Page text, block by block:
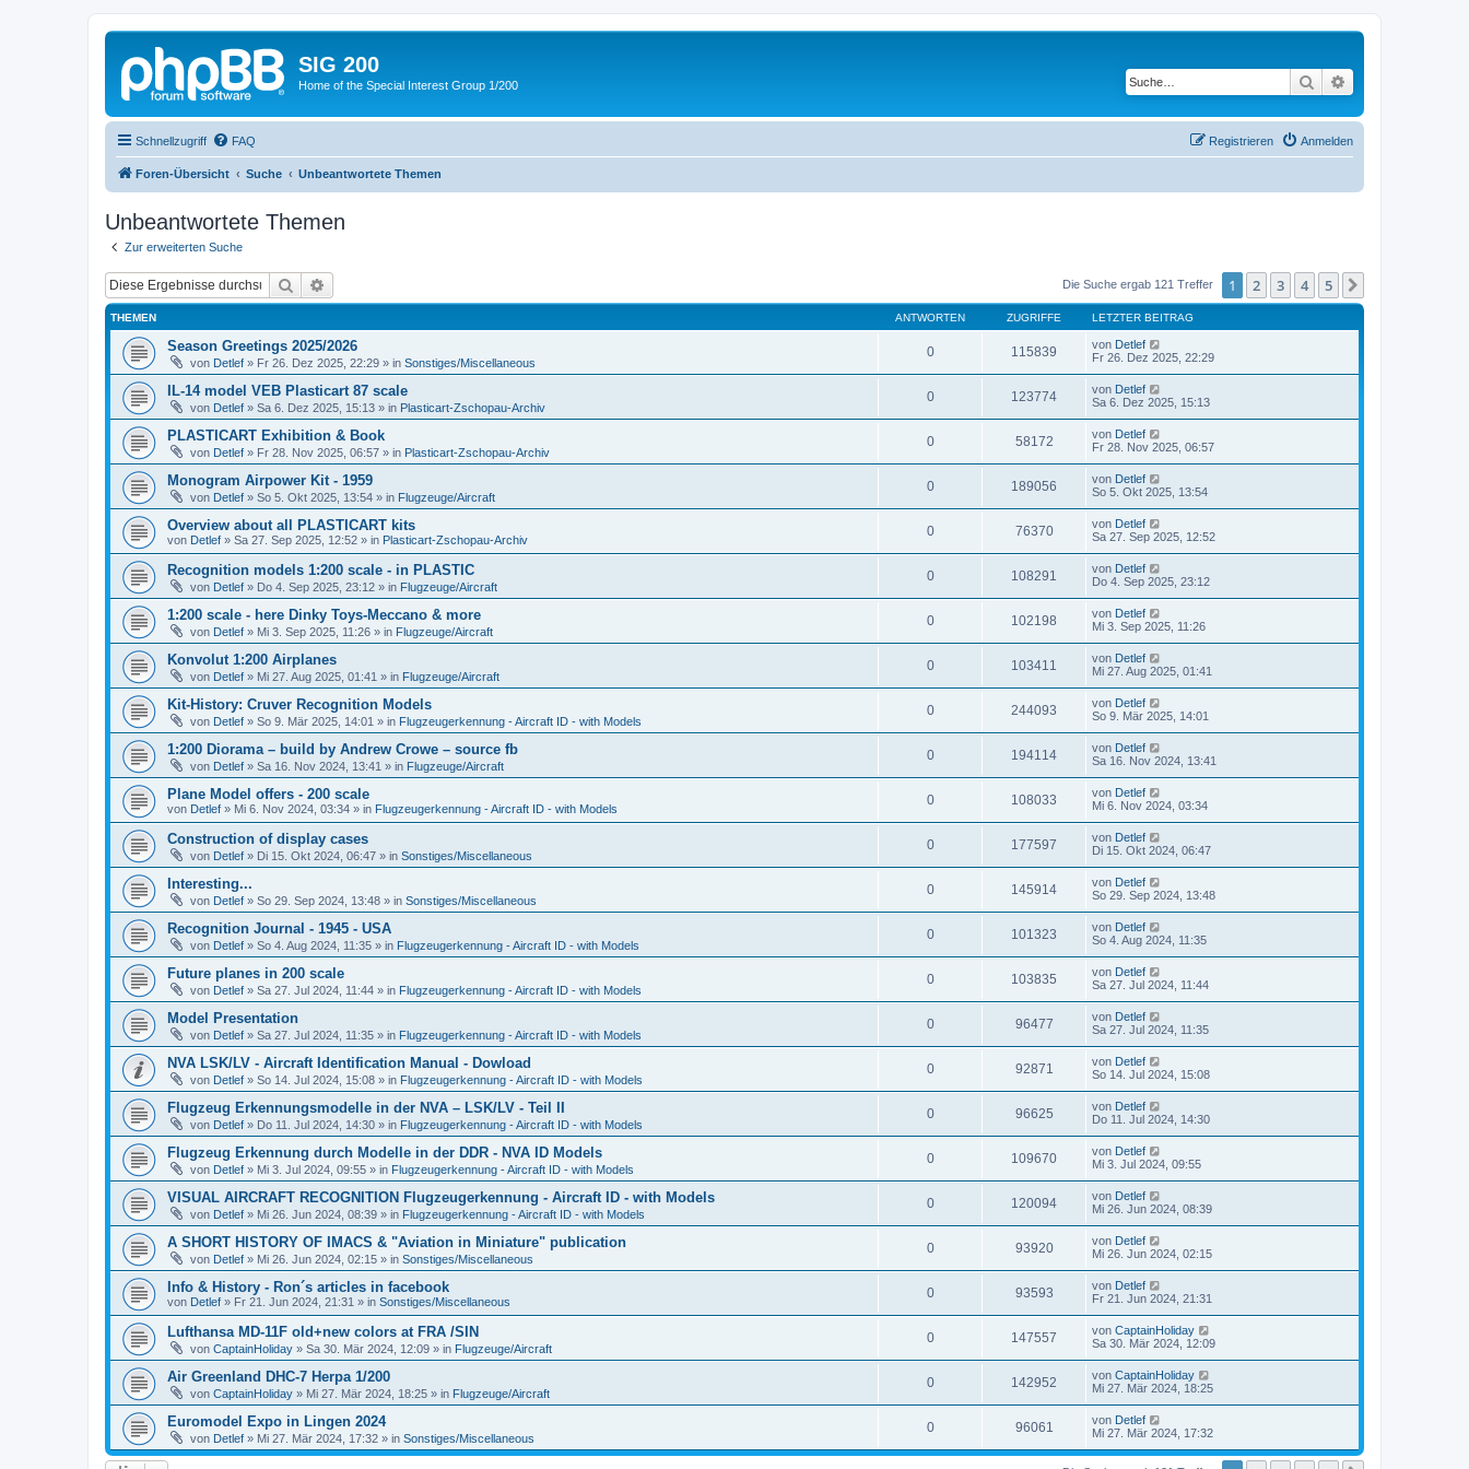
SIG 200
Home of the Special Interest Group 1/200 Suche
Schnellzugriff FAQ Anmelden
Registrieren
Foren-Übersicht Suche Unbeantwortete Themen
Unbeantwortete Themen
Zur erweiterten Suche
Suche Die Suche ergab 121 Treffer 1 2 3 4 5
THEMEN ANTWORTEN ZUGRIFFE LETZTER BEITRAG
Season Greetings 2025/2026
von Detlef » Fr 26. Dez 2025, 22:29 » in Sonstiges/Miscellaneous
0 115839 von Detlef
Fr 26. Dez 2025, 22:29
IL-14 model VEB Plasticart 87 scale
von Detlef » Sa 6. Dez 2025, 15:13 » in Plasticart-Zschopau-Archiv
0 123774 von Detlef
Sa 6. Dez 2025, 15:13
PLASTICART Exhibition & Book
von Detlef » Fr 28. Nov 2025, 06:57 » in Plasticart-Zschopau-Archiv
0 58172 von Detlef
Fr 28. Nov 2025, 06:57
Monogram Airpower Kit - 1959
von Detlef » So 5. Okt 2025, 13:54 » in Flugzeuge/Aircraft
0 189056 von Detlef
So 5. Okt 2025, 13:54
Overview about all PLASTICART kits
von Detlef » Sa 27. Sep 2025, 12:52 » in Plasticart-Zschopau-Archiv
0 76370 von Detlef
Sa 27. Sep 2025, 12:52
Recognition models 1:200 scale - in PLASTIC
von Detlef » Do 4. Sep 2025, 23:12 » in Flugzeuge/Aircraft
0 108291 von Detlef
Do 4. Sep 2025, 23:12
1:200 scale - here Dinky Toys-Meccano & more
von Detlef » Mi 3. Sep 2025, 11:26 » in Flugzeuge/Aircraft
0 102198 von Detlef
Mi 3. Sep 2025, 11:26
Konvolut 1:200 Airplanes
von Detlef » Mi 27. Aug 2025, 01:41 » in Flugzeuge/Aircraft
0 103411 von Detlef
Mi 27. Aug 2025, 01:41
Kit-History: Cruver Recognition Models
von Detlef » So 9. Mär 2025, 14:01 » in Flugzeugerkennung - Aircraft ID - with Models
0 244093 von Detlef
So 9. Mär 2025, 14:01
1:200 Diorama – build by Andrew Crowe – source fb
von Detlef » Sa 16. Nov 2024, 13:41 » in Flugzeuge/Aircraft
0 194114 von Detlef
Sa 16. Nov 2024, 13:41
Plane Model offers - 200 scale
von Detlef » Mi 6. Nov 2024, 03:34 » in Flugzeugerkennung - Aircraft ID - with Models
0 108033 von Detlef
Mi 6. Nov 2024, 03:34
Construction of display cases
von Detlef » Di 15. Okt 2024, 06:47 » in Sonstiges/Miscellaneous
0 177597 von Detlef
Di 15. Okt 2024, 06:47
Interesting...
von Detlef » So 29. Sep 2024, 13:48 » in Sonstiges/Miscellaneous
0 145914 von Detlef
So 29. Sep 2024, 13:48
Recognition Journal - 1945 - USA
von Detlef » So 4. Aug 2024, 11:35 » in Flugzeugerkennung - Aircraft ID - with Models
0 101323 von Detlef
So 4. Aug 2024, 11:35
Future planes in 200 scale
von Detlef » Sa 27. Jul 2024, 11:44 » in Flugzeugerkennung - Aircraft ID - with Models
0 103835 von Detlef
Sa 27. Jul 2024, 11:44
Model Presentation
von Detlef » Sa 27. Jul 2024, 11:35 » in Flugzeugerkennung - Aircraft ID - with Models
0 96477 von Detlef
Sa 27. Jul 2024, 11:35
NVA LSK/LV - Aircraft Identification Manual - Dowload
von Detlef » So 14. Jul 2024, 15:08 » in Flugzeugerkennung - Aircraft ID - with Models
0 92871 von Detlef
So 14. Jul 2024, 15:08
Flugzeug Erkennungsmodelle in der NVA – LSK/LV - Teil II
von Detlef » Do 11. Jul 2024, 14:30 » in Flugzeugerkennung - Aircraft ID - with Models
0 96625 von Detlef
Do 11. Jul 2024, 14:30
Flugzeug Erkennung durch Modelle in der DDR - NVA ID Models
von Detlef » Mi 3. Jul 2024, 09:55 » in Flugzeugerkennung - Aircraft ID - with Models
0 109670 von Detlef
Mi 3. Jul 2024, 09:55
VISUAL AIRCRAFT RECOGNITION Flugzeugerkennung - Aircraft ID - with Models
von Detlef » Mi 26. Jun 2024, 08:39 » in Flugzeugerkennung - Aircraft ID - with Models
0 120094 von Detlef
Mi 26. Jun 2024, 08:39
A SHORT HISTORY OF IMACS & "Aviation in Miniature" publication
von Detlef » Mi 26. Jun 2024, 02:15 » in Sonstiges/Miscellaneous
0 93920 von Detlef
Mi 26. Jun 2024, 02:15
Info & History - Ron´s articles in facebook
von Detlef » Fr 21. Jun 2024, 21:31 » in Sonstiges/Miscellaneous
0 93593 von Detlef
Fr 21. Jun 2024, 21:31
Lufthansa MD-11F old+new colors at FRA /SIN
von CaptainHoliday » Sa 30. Mär 2024, 12:09 » in Flugzeuge/Aircraft
0 147557 von CaptainHoliday
Sa 30. Mär 2024, 12:09
Air Greenland DHC-7 Herpa 1/200
von CaptainHoliday » Mi 27. Mär 2024, 18:25 » in Flugzeuge/Aircraft
0 142952 von CaptainHoliday
Mi 27. Mär 2024, 18:25
Euromodel Expo in Lingen 2024
von Detlef » Mi 27. Mär 2024, 17:32 » in Sonstiges/Miscellaneous
0 96061 von Detlef
Mi 27. Mär 2024, 17:32